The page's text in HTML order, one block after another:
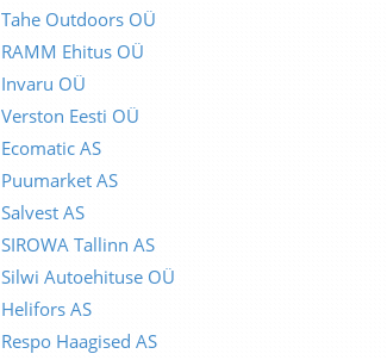
Tahe Outdoors OÜ
RAMM Ehitus OÜ
Invaru OÜ
Verston Eesti OÜ
Ecomatic AS
Puumarket AS
Salvest AS
SIROWA Tallinn AS
Silwi Autoehituse OÜ
Helifors AS
Respo Haagised AS